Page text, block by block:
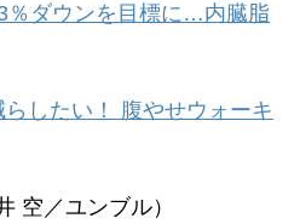
％ダウンを目標に…内臓脂
らしたい！ 腹やせウォーキ
空／ユンブル）